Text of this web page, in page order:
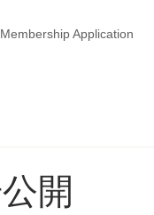
Application
開